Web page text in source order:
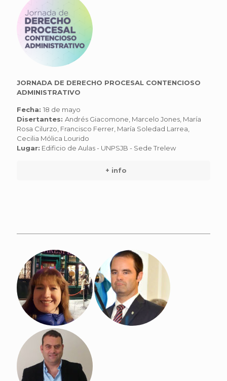
JORNADA DE DERECHO PROCESAL CONTENCIOSO
ADMINISTRATIVO
Fecha: 18 de mayo
Disertantes: Andrés Giacomone, Marcelo Jones, María
Rosa Cilurzo, Francisco Ferrer, María Soledad Larrea,
Cecilia Mólica Lourido
Lugar: Edificio de Aulas - UNPSJB - Sede Trelew
+ info